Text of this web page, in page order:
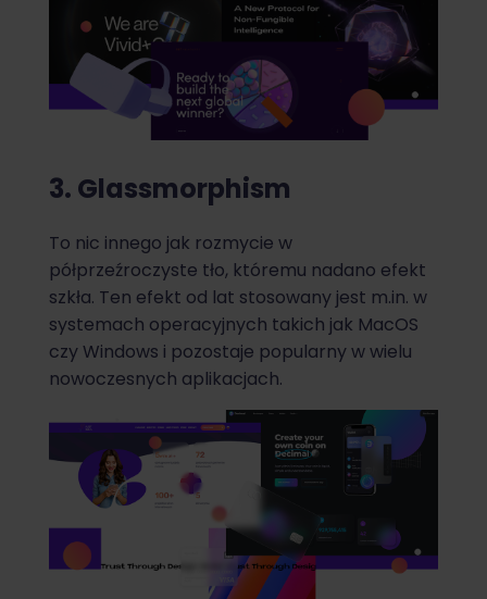
3. Glassmorphism
To nic innego jak rozmycie w
półprzeźroczyste tło, któremu nadano efekt
szkła. Ten efekt od lat stosowany jest m.in. w
systemach operacyjnych takich jak MacOS
czy Windows i pozostaje popularny w wielu
nowoczesnych aplikacjach.